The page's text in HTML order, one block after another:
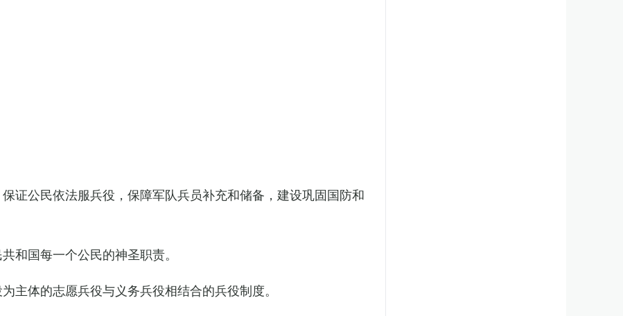
证公民依法服兵役，保障军队兵员补充和储备，建设巩固国防和
和国每一个公民的神圣职责。
主体的志愿兵役与义务兵役相结合的兵役制度。